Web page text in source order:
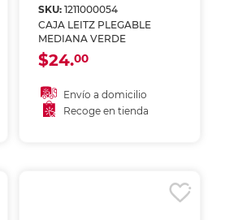
SKU: 1211000054
CAJA LEITZ PLEGABLE
MEDIANA VERDE
$24.00
Envío a domicilio
Recoge en tienda